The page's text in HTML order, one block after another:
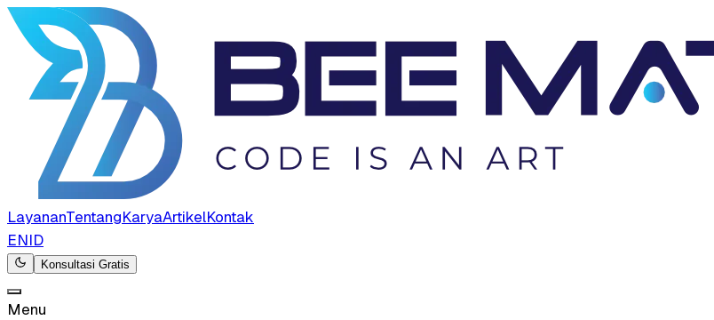
LayananTentangKaryaArtikelKontak
ENID
Konsultasi Gratis
Menu